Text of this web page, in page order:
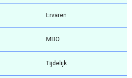
Ervaren
MBO
Tijdelijk